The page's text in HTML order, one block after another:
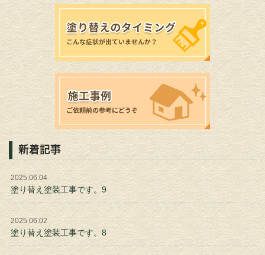
新着記事
2025.06.04
塗り替え塗装工事です。9
2025.06.02
塗り替え塗装工事です。8